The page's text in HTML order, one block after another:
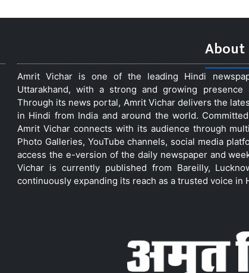
About
Amrit Vichar is one of the leading Hindi
Uttarakhand, with a strong and growing
Through its news portal, Amrit Vichar delivers the
in Hindi from India and around the world.
Amrit Vichar connects with its audience through
Photo Galleries, YouTube channels, social media
access the e-version of the daily newspaper and
Vichar is currently published from Bareilly,
continuously expanding its reach as a trusted voice in